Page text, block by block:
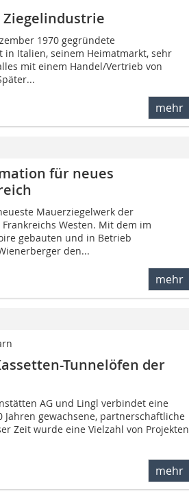
1970 gegründete
Italien, seinem Heimatmarkt, sehr
mit einem Handel/Vertrieb von
mehr
für neues
Mauerziegelwerk der
Westen. Mit dem im
gebauten und in Betrieb
den...
mehr
Tunnelöfen der
AG und Lingl verbindet eine
Jahren gewachsene, partnerschaftliche
Zeit wurde eine Vielzahl von Projekten
mehr